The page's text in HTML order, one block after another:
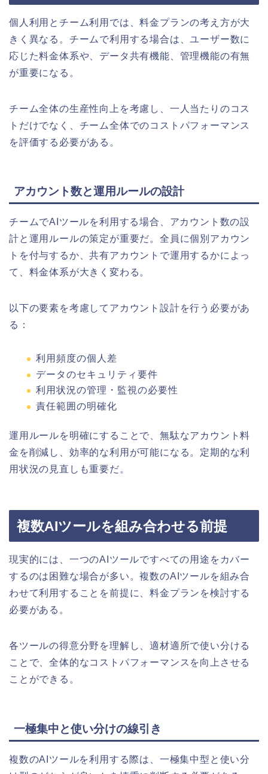
個人利用とチーム利用では、料金プランの考え方が大
きく異なる。チームで利用する場合は、ユーザー数に
応じた料金体系や、データ共有機能、管理機能の有無
が重要になる。
チーム全体の生産性向上を考慮し、一人当たりのコス
トだけでなく、チーム全体でのコストパフォーマンス
を評価する必要がある。
アカウント数と運用ルールの設計
チームでAIツールを利用する場合、アカウント数の設
計と運用ルールの策定が重要だ。全員に個別アカウン
トを付与するか、共有アカウントで運用するかによっ
て、料金体系が大きく変わる。
以下の要素を考慮してアカウント設計を行う必要があ
る：
利用頻度の個人差
データのセキュリティ要件
利用状況の管理・監視の必要性
責任範囲の明確化
運用ルールを明確にすることで、無駄なアカウント料
金を削減し、効率的な利用が可能になる。定期的な利
用状況の見直しも重要だ。
複数AIツールを組み合わせる前提
現実的には、一つのAIツールですべての用途をカバー
するのは困難な場合が多い。複数のAIツールを組み合
わせて利用することを前提に、料金プランを検討する
必要がある。
各ツールの得意分野を理解し、適材適所で使い分ける
ことで、全体的なコストパフォーマンスを向上させる
ことができる。
一極集中と使い分けの線引き
複数のAIツールを利用する際は、一極集中型と使い分